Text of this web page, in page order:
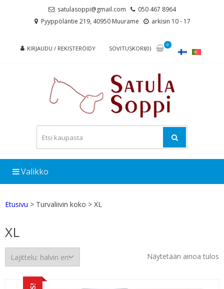
satulasoppi@gmail.com
050 467 8964
Pyyppöläntie 219, 40950 Muurame
arkisin 10 - 17
KIRJAUDU / REKISTERÖIDY SOVITUSKORI(0)
0
Valikko
Etusivu > Turvaliivin koko > XL
XL
Näytetään ainoa tulos